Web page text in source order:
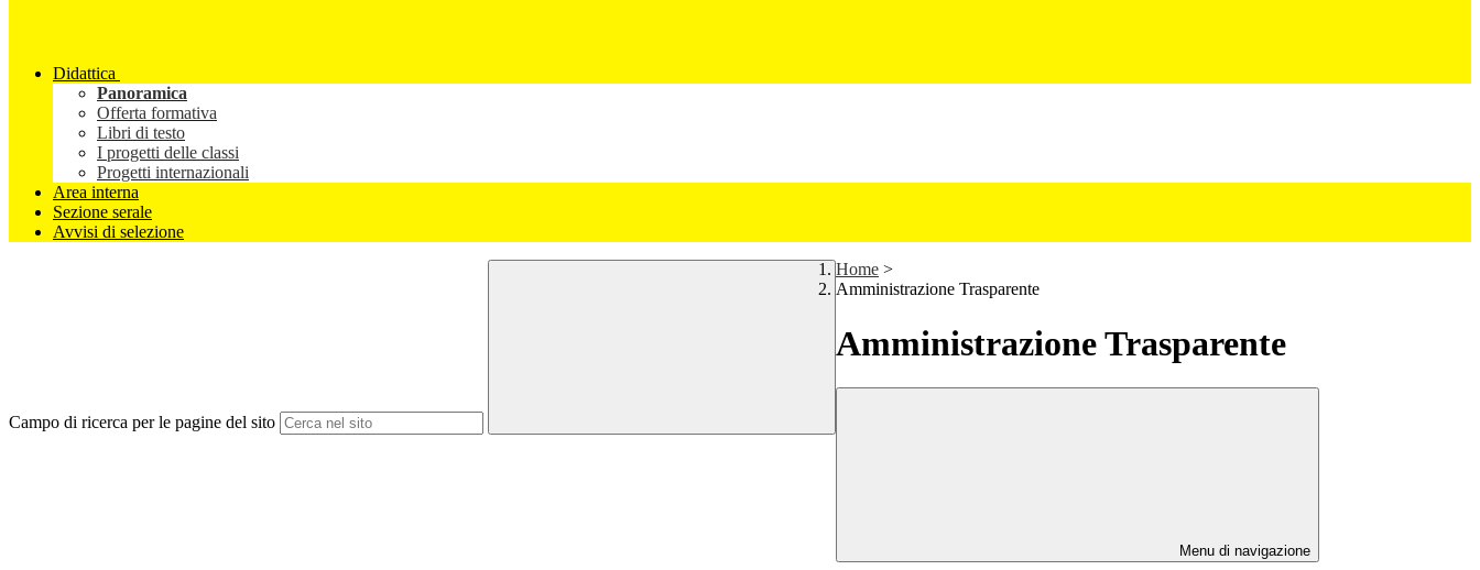
Didattica
Panoramica
Offerta formativa
Libri di testo
I progetti delle classi
Progetti internazionali
Area interna
Sezione serale
Avvisi di selezione
Campo di ricerca per le pagine del sito
Home >
Amministrazione Trasparente
Amministrazione Trasparente
Menu di navigazione